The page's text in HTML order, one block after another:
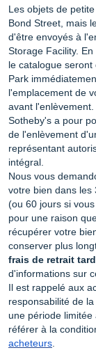
Les objets de
Bond Street, mais
d'être envoyés à
Storage Facility.
le catalogue
Park
l'emplacement de
avant l'enlèvement.
Sotheby's a pour
de l'enlèvement
représentant
intégral.
Nous vous
votre bien dans les
(ou 60 jours si
pour une raison
récupérer votre
conserver plus
frais de retrait
d'informations sur
Il est rappelé aux
responsabilité de
une période
référer à la
acheteurs